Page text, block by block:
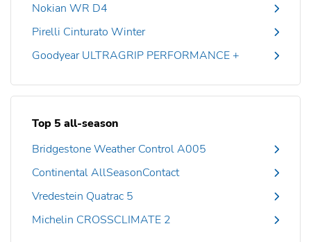
Nokian WR D4
Pirelli Cinturato Winter
Goodyear ULTRAGRIP PERFORMANCE +
Top 5 all-season
Bridgestone Weather Control A005
Continental AllSeasonContact
Vredestein Quatrac 5
Michelin CROSSCLIMATE 2